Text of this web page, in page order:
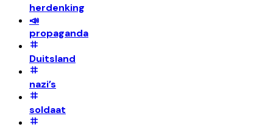
herdenking
📣
propaganda
Duitsland
nazi’s
soldaat